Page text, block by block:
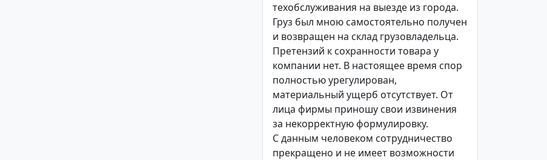
техобслуживания на выезде из города.
Груз был мною самостоятельно получен
и возвращен на склад грузовладельца.
Претензий к сохранности товара у
компании нет. В настоящее время спор
полностью урегулирован,
материальный ущерб отсутствует. От
лица фирмы приношу свои извинения
за некорректную формулировку.
С данным человеком сотрудничество
прекращено и не имеет возможности